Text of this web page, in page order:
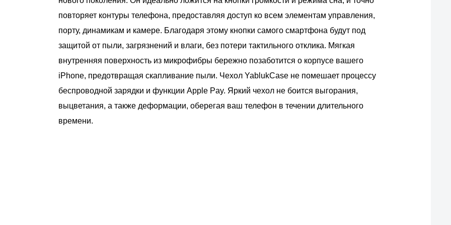
повторяет контуры телефона, предоставляя доступ ко всем элементам управления,
порту, динамикам и камере. Благодаря этому кнопки самого смартфона будут под
защитой от пыли, загрязнений и влаги, без потери тактильного отклика. Мягкая
внутренняя поверхность из микрофибры бережно позаботится о корпусе вашего
iPhone, предотвращая скапливание пыли. Чехол YablukCase не помешает процессу
беспроводной зарядки и функции Apple Pay. Яркий чехол не боится выгорания,
выцветания, а также деформации, оберегая ваш телефон в течении длительного
времени.